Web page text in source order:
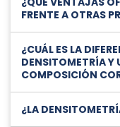
FRENTE A OTRAS
¿CUÁL ES LA
DENSITOMETRÍA Y
COMPOSICIÓN
¿LA